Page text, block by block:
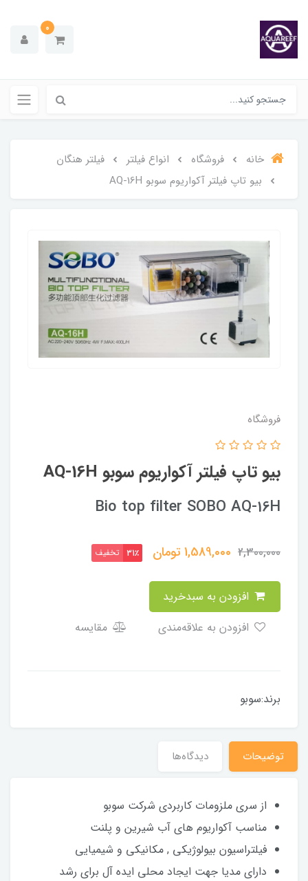
0
خانه فروشگاه انواع فیلتر
فیلتر هنگان
بیو تاپ فیلتر آکواریوم سوبو AQ-16H
فروشگاه
بیو تاپ فیلتر آکواریوم سوبو AQ-16H
Bio top filter SOBO AQ-16H
2,300,000
1,589,000تومان 31٪ تخفیف
مقایسه
برند:سوبو
توضیحات دیدگاه‌ها
از سری ملزومات کاربردی شرکت سوبو
مناسب آکواریوم های آب شیرین و پلنت
فیلتراسیون بیولوژیکی , مکانیکی و شیمیایی
دارای مدیا جهت ایجاد محلی ایده آل برای رشد